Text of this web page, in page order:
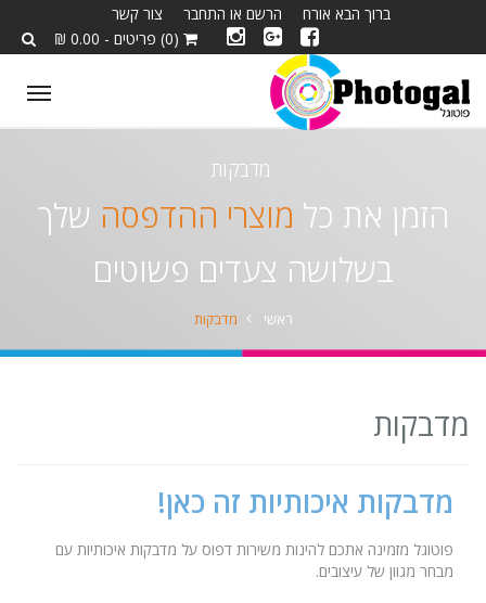
ברוך הבא אורח הרשם או התחבר
צור קשר
(0) פריטים - 0.00 ₪
מדבקות
הזמן את כל מוצרי ההדפסה שלך
בשלושה צעדים פשוטים
ראשי מדבקות
מדבקות
מדבקות איכותיות זה כאן!
פוטוגל מזמינה אתכם להינות משירות דפוס על מדבקות איכותיות עם
מבחר מגוון של עיצובים.